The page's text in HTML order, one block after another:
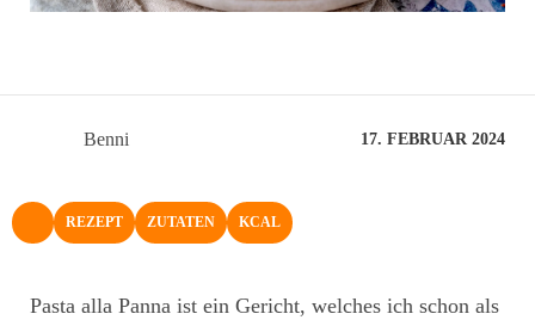
Benni 17. FEBRUAR 2024
NACH OBEN
REZEPT ZUTATEN KCAL
Pasta alla Panna ist ein Gericht, welches ich schon als